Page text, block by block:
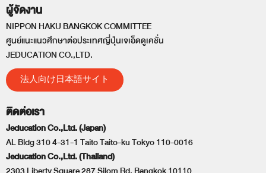
ผู้จัดงาน
NIPPON HAKU BANGKOK COMMITTEE
ศูนย์แนะแนวศึกษาต่อประเทศญี่ปุ่นเจเอ็ดดูเคชั่น
JEDUCATION CO.,LTD.
法人向け日本語サイト
ติดต่อเรา
Jeducation Co.,Ltd. (Japan)
AL Bldg 310 4-31-1 Taito Taito-ku Tokyo 110-0016
Jeducation Co.,Ltd. (Thailand)